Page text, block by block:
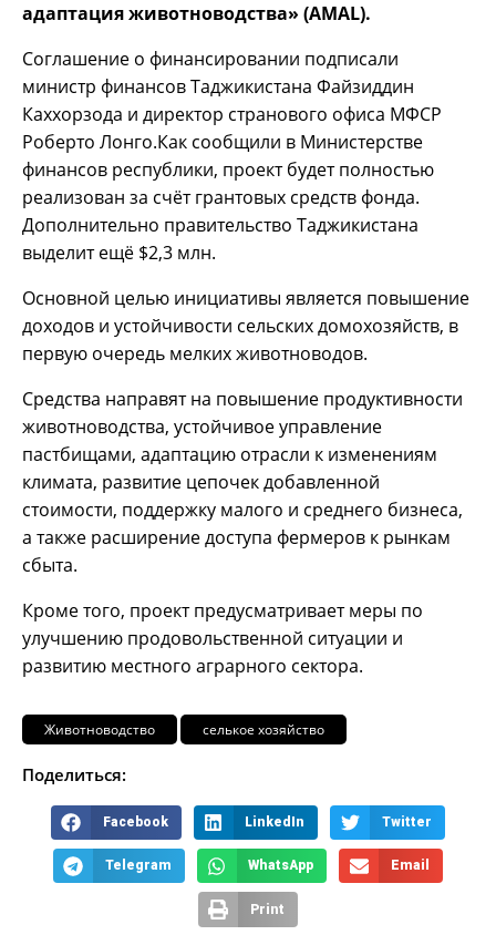
адаптация животноводства» (AMAL).
Соглашение о финансировании подписали
министр финансов Таджикистана Файзиддин
Каххорзода и директор странового офиса МФСР
Роберто Лонго.Как сообщили в Министерстве
финансов республики, проект будет полностью
реализован за счёт грантовых средств фонда.
Дополнительно правительство Таджикистана
выделит ещё $2,3 млн.
Основной целью инициативы является повышение
доходов и устойчивости сельских домохозяйств, в
первую очередь мелких животноводов.
Средства направят на повышение продуктивности
животноводства, устойчивое управление
пастбищами, адаптацию отрасли к изменениям
климата, развитие цепочек добавленной
стоимости, поддержку малого и среднего бизнеса,
а также расширение доступа фермеров к рынкам
сбыта.
Кроме того, проект предусматривает меры по
улучшению продовольственной ситуации и
развитию местного аграрного сектора.
Животноводство селькое хозяйство
Поделиться:
Facebook LinkedIn Twitter
Telegram WhatsApp Email
Print